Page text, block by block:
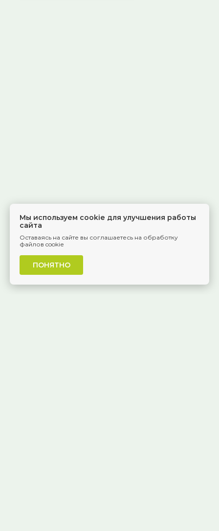
Мы используем cookie для улучшения работы
сайта
Оставаясь на сайте вы соглашаетесь на обработку
файлов cookie
ПОНЯТНО